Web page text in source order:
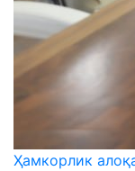
Ҳамкорлик